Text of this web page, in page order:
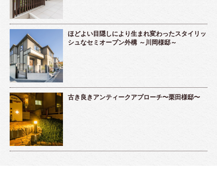
ほどよい目隠しにより生まれ変わったスタイリッ
シュなセミオープン外構 ～川岡様邸～
古き良きアンティークアプローチ〜栗田様邸〜